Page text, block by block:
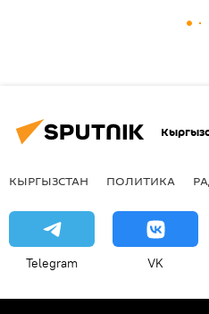
КЫРГЫЗСТАН ПОЛИТИКА
Telegram VK